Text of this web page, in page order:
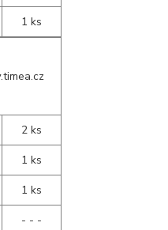
1 ks
2 ks
1 ks
1 ks
- - -